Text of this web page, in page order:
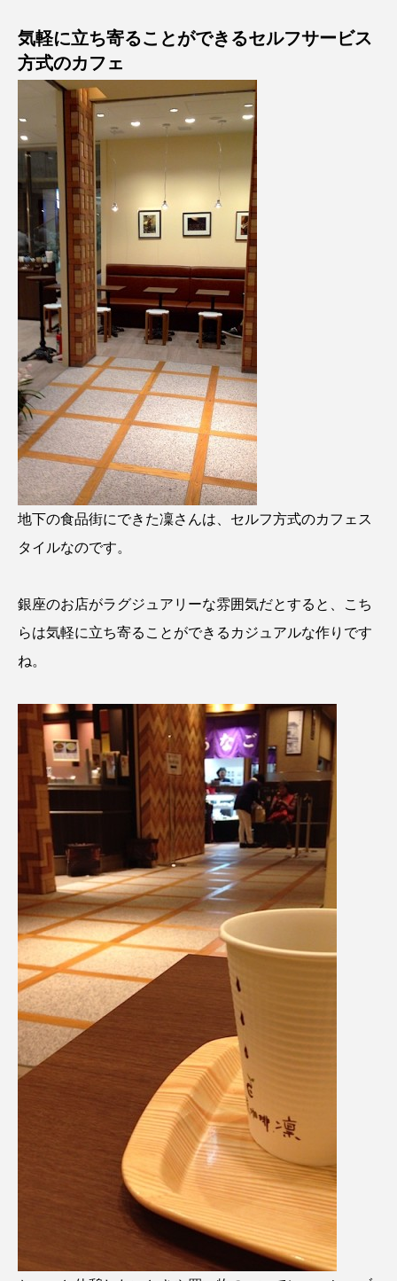
気軽に立ち寄ることができるセルフサービス
方式のカフェ
地下の食品街にできた凜さんは、セルフ方式のカフェス
タイルなのです。
銀座のお店がラグジュアリーな雰囲気だとすると、こち
らは気軽に立ち寄ることができるカジュアルな作りです
ね。